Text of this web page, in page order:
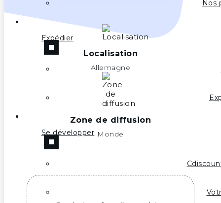
Nos
Expédier
Se développer
Localisation
Allemagne
Zone de diffusion
Monde